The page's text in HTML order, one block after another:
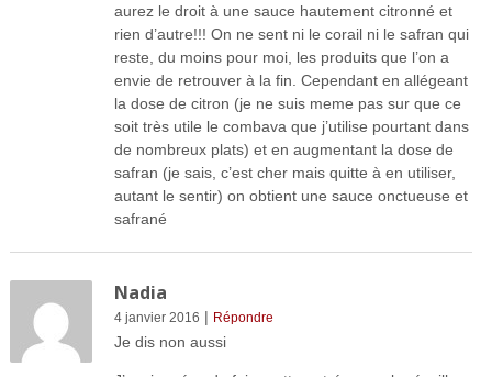
aurez le droit à une sauce hautement citronné et
rien d’autre!!! On ne sent ni le corail ni le safran qui
reste, du moins pour moi, les produits que l’on a
envie de retrouver à la fin. Cependant en allégeant
la dose de citron (je ne suis meme pas sur que ce
soit très utile le combava que j’utilise pourtant dans
de nombreux plats) et en augmentant la dose de
safran (je sais, c’est cher mais quitte à en utiliser,
autant le sentir) on obtient une sauce onctueuse et
safrané
Nadia
4 janvier 2016 | Répondre
Je dis non aussi